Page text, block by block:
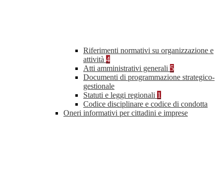
Riferimenti normativi su organizzazione e
attività 4
Atti amministrativi generali 5
Documenti di programmazione strategico-
gestionale
Statuti e leggi regionali 1
Codice disciplinare e codice di condotta
Oneri informativi per cittadini e imprese